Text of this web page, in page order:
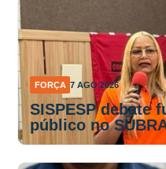
FORÇA 7 AGO 2026
SISPESP debate
público no